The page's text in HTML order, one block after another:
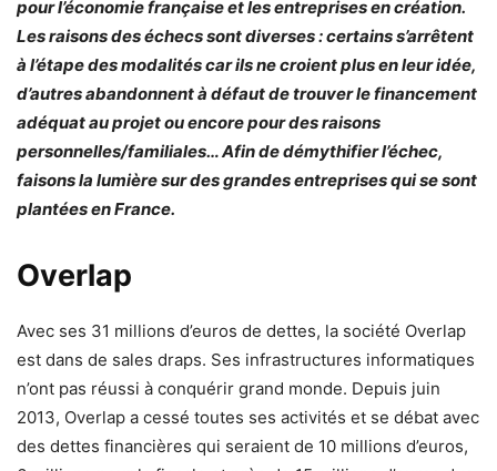
pour l’économie française et les entreprises en création.
Les raisons des échecs sont diverses : certains s’arrêtent
à l’étape des modalités car ils ne croient plus en leur idée,
d’autres abandonnent à défaut de trouver le financement
adéquat au projet ou encore pour des raisons
personnelles/familiales… Afin de démythifier l’échec,
faisons la lumière sur des grandes entreprises qui se sont
plantées en France.
Overlap
Avec ses 31 millions d’euros de dettes, la société Overlap
est dans de sales draps. Ses infrastructures informatiques
n’ont pas réussi à conquérir grand monde. Depuis juin
2013, Overlap a cessé toutes ses activités et se débat avec
des dettes financières qui seraient de 10 millions d’euros,